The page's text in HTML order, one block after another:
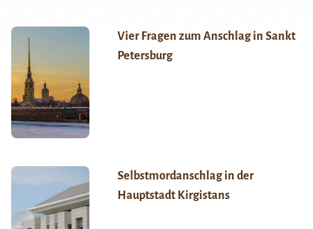
Vier Fragen zum Anschlag in Sankt
Petersburg
Selbstmordanschlag in der
Hauptstadt Kirgistans